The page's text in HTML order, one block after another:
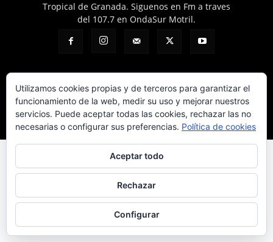
Tropical de Granada. Siguenos en Fm a traves
del 107.7 en OndaSur Motril.
Política de cookies Más información sobre las cookies Contacto
© © 2025 Telemotril - Costa Tropical de Granada
Utilizamos cookies propias y de terceros para garantizar el
funcionamiento de la web, medir su uso y mejorar nuestros
servicios. Puede aceptar todas las cookies, rechazar las no
necesarias o configurar sus preferencias. Política de cookies
Aceptar todo
Rechazar
Configurar